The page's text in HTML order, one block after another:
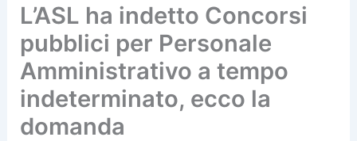
L’ASL ha indetto Concorsi
pubblici per Personale
Amministrativo a tempo
indeterminato, ecco la
domanda